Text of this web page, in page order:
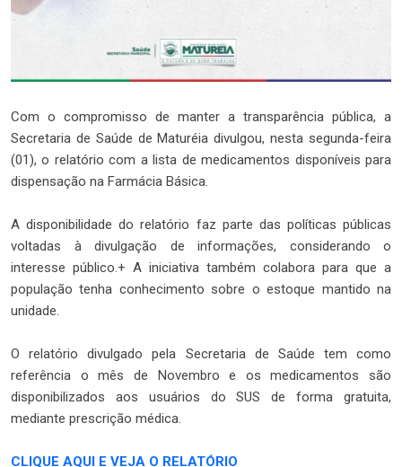
Com o compromisso de manter a transparência pública, a
Secretaria de Saúde de Maturéia divulgou, nesta segunda-feira
(01), o relatório com a lista de medicamentos disponíveis para
dispensação na Farmácia Básica.
A disponibilidade do relatório faz parte das políticas públicas
voltadas à divulgação de informações, considerando o
interesse público.+ A iniciativa também colabora para que a
população tenha conhecimento sobre o estoque mantido na
unidade.
O relatório divulgado pela Secretaria de Saúde tem como
referência o mês de Novembro e os medicamentos são
disponibilizados aos usuários do SUS de forma gratuita,
mediante prescrição médica.
CLIQUE AQUI E VEJA O RELATÓRIO